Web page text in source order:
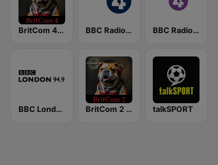
BritCom 4 - Pumpkin FM BBC Radio 4 BBC Radio 4 Extra
BBC London BritCom 2 - Pumpkin FM talkSPORT